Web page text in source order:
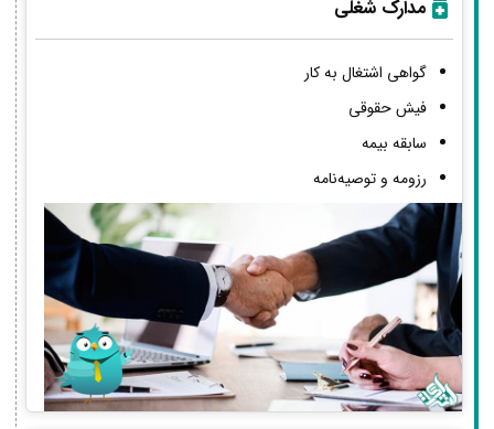
مدارک شغلی
گواهی اشتغال به کار
فیش حقوقی
سابقه بیمه
رزومه و توصیه‌نامه